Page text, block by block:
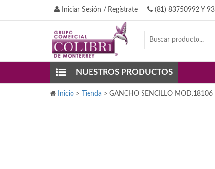
Iniciar Sesión / Regístrate (81) 83750992 Y 93
NUESTROS PRODUCTOS
Inicio > Tienda > GANCHO SENCILLO MOD.18106